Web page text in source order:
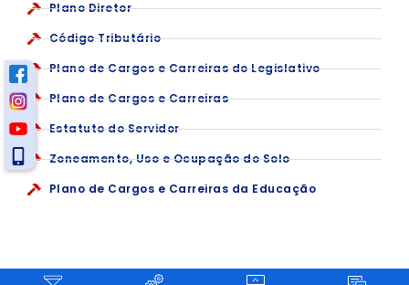
Plano Diretor
Código Tributário
Plano de Cargos e Carreiras do Legislativo
Plano de Cargos e Carreiras
Estatuto do Servidor
Zoneamento, Uso e Ocupação do Solo
Plano de Cargos e Carreiras da Educação